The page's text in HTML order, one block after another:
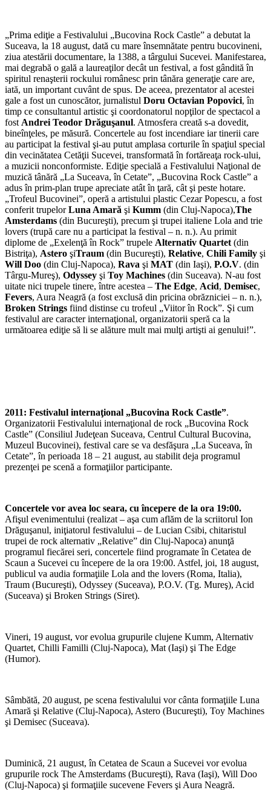
„Prima ediţie a Festivalului „Bucovina Rock Castle” a debutat la
Suceava, la 18 august, dată cu mare însemnătate pentru bucovi­neni,
ziua atestării documentare, la 1388, a târgului Sucevei. Mani­festarea,
mai degrabă o gală a lau­reaţilor decât un festival, a fost gândită în
spiritul renaşterii rocku­lui românesc prin tânăra generaţie care are,
iată, un important cuvânt de spus. De aceea, prezentator al acestei
gale a fost un cunoscător, jurnalistul Doru Octavian Popovici, în
timp ce consultantul artistic şi coordonatorul nopţilor de specta­col a
fost Andrei Teodor Drăguşanul. Atmosfera creată s-a dovedit,
bine­înţeles, pe măsură. Concertele au fost incendiare iar tinerii care
au participat la festival şi-au putut amplasa corturile în spaţiul special
din vecinătatea Cetăţii Sucevei, transformată în fortăreaţa rock-ului,
a muzicii nonconformiste. Ediţie specială a Festivalului Naţional de
muzică tânără „La Suceava, în Cetate”, „Bucovina Rock Castle” a
adus în prim-plan trupe apreciate atât în ţară, cât şi peste hotare.
„Tro­feul Bucovinei”, operă a artistului plastic Cezar Popescu, a fost
confe­rit trupelorLuna Amară şi Kumm (din Cluj-Napoca),The
Amsterdams (din Bucureşti), precum şi trupei ita­liene Lola and trie
lovers (trupă care nu a participat la festival – n. n.). Au primit
diplome de „Exelenţă în Rock” tru­pele Alternativ Quartet (din
Bistriţa), Astero şiTraum (din Bucureşti), Re­lative, Chili Family şi
Will Doo (din Cluj-Napoca), Rava şi MAT (din Iaşi), P.O.V. (din
Târgu-Mureş), Odyssey şi Toy Machines (din Suceava). N-au fost
uitate nici trupele tinere, între acestea – The Edge, Acid, Demisec,
Fevers, Aura Neagră (a fost exclusă din pricina obrăzniciei – n. n.),
Broken Strings fiind distinse cu trofeul „Viitor în Rock”. Şi cum
festivalul are carac­ter internaţional, organizatorii speră ca la
următoarea ediţie să li se alăture mult mai mulţi artişti ai genului!”.
2011: Festivalul internaţional „Bucovina Rock Castle”.
Organizatorii Festivalului internaţional de rock „Bucovina Rock
Castle” (Consiliul Judeţean Suceava, Centrul Cultural Bucovina,
Muzeul Bucovinei), festival care se va desfăşura „La Suceava, în
Cetate”, în perioada 18 – 21 august, au stabilit deja programul
prezenţei pe scenă a formaţiilor participante.
Concertele vor avea loc seara, cu începere de la ora 19:00.
Afişul evenimentului (realizat – aşa cum aflăm de la scriitorul Ion
Drăguşanul, iniţiatorul festivalului – de Lucian Csibi, chitaristul
trupei de rock alternativ „Relative” din Cluj-Napoca) anunţă
programul fiecărei seri, concertele fiind programate în Cetatea de
Scaun a Sucevei cu începere de la ora 19:00. Astfel, joi, 18 august,
publicul va audia formaţiile Lola and the lovers (Roma, Italia),
Traum (Bucureşti), Odyssey (Suceava), P.O.V. (Tg. Mureş), Acid
(Suceava) şi Broken Strings (Siret).
Vineri, 19 august, vor evolua grupurile clujene Kumm, Alternativ
Quartet, Chilli Familli (Cluj-Napoca), Mat (Iaşi) şi The Edge
(Humor).
Sâmbătă, 20 august, pe scena festivalului vor cânta formaţiile Luna
Amară şi Relative (Cluj-Napoca), Astero (Bucureşti), Toy Machines
şi Demisec (Suceava).
Duminică, 21 august, în Cetatea de Scaun a Sucevei vor evolua
grupurile rock The Amsterdams (Bucureşti), Rava (Iaşi), Will Doo
(Cluj-Napoca) şi formaţiile sucevene Fevers şi Aura Neagră.